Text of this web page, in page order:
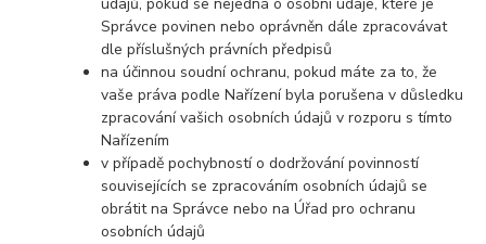
údajů, pokud se nejedná o osobní údaje, které je
Správce povinen nebo oprávněn dále zpracovávat
dle příslušných právních předpisů
na účinnou soudní ochranu, pokud máte za to, že
vaše práva podle Nařízení byla porušena v důsledku
zpracování vašich osobních údajů v rozporu s tímto
Nařízením
v případě pochybností o dodržování povinností
souvisejících se zpracováním osobních údajů se
obrátit na Správce nebo na Úřad pro ochranu
osobních údajů